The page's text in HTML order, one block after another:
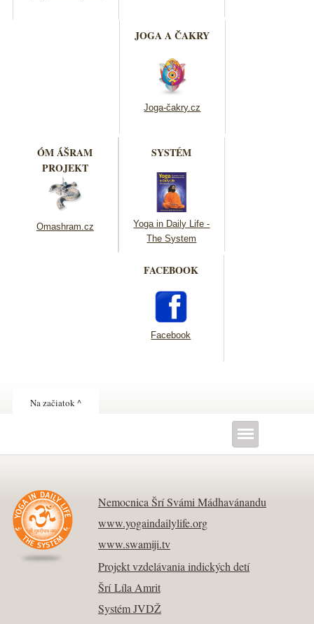
JOGA A ČAKRY
Joga-čakry.cz
ÓM ÁŠRAM
PROJEKT
Omashram.cz
SYSTÉM
Yoga in Daily Life -
The System
FACEBOOK
Facebook
Na začiatok ^
Nemocnica Šrí Svámi Mádhavánandu
www.yogaindailylife.org
www.swamiji.tv
Projekt vzdelávania indických detí
Šrí Líla Amrit
Systém JVDŽ